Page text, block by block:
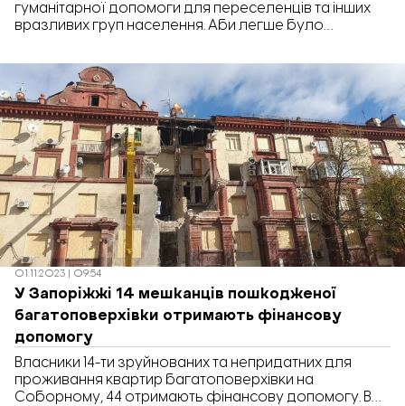
гуманітарної допомоги для переселенців та інших
вразливих груп населення. Аби легше було
запустили інтерактивну мапу Ukraine Services Advisor.
Про це повідомили у Міністерстві з питань
реінтеграції тимчасово окупованих територій
України. На карті позначені центри міжнародних та
українських організацій, які надають допомогу,
вказані години їх роботи, […]
01.11.2023 | 09:54
У Запоріжжі 14 мешканців пошкодженої
багатоповерхівки отримають фінансову
допомогу
Власники 14-ти зруйнованих та непридатних для
проживання квартир багатоповерхівки на
Соборному, 44 отримають фінансову допомогу. В